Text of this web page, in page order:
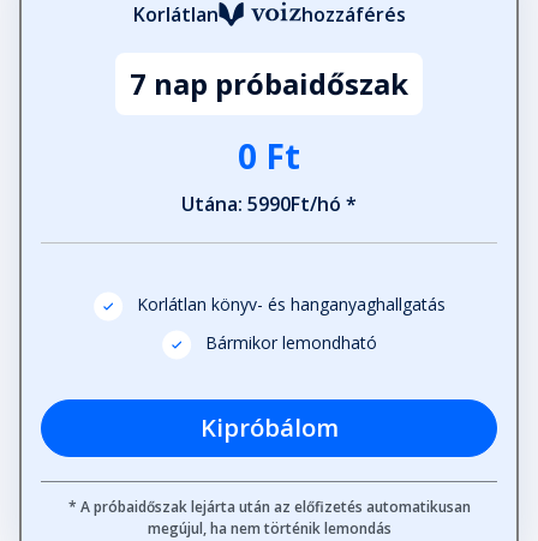
Korlátlan hozzáférés
7 nap próbaidőszak
0 Ft
Utána: 5990Ft/hó *
Korlátlan könyv- és hanganyaghallgatás
Bármikor lemondható
Kipróbálom
* A próbaidőszak lejárta után az előfizetés automatikusan
megújul, ha nem történik lemondás